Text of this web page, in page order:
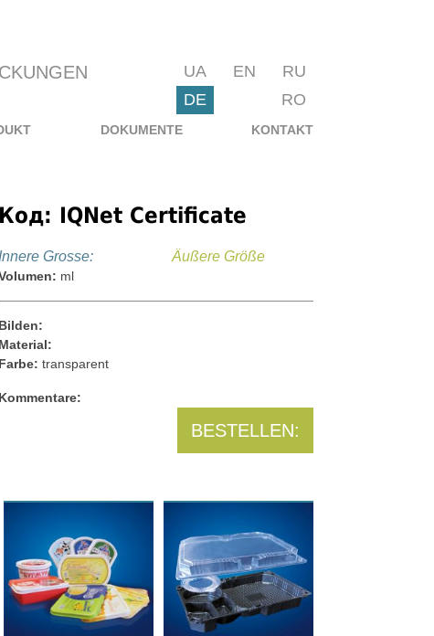
UA EN
RU
DE
RO
DOKUMENTE KONTAKT
Код: IQNet Certificate
Іnnere Grosse:
ml
Äußere Größe
Bilden:
Material:
Farbe: transparent
Kommentare:
BESTELLEN: